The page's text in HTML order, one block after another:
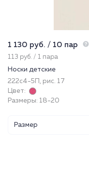
1 130 руб. / 10 пар
113 руб. / 1 пара
Носки детские
222с4-5П, рис. 17
Цвет:
Размеры: 18-20
Размер